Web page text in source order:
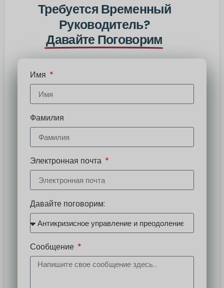
Требуется Временный
Руководитель?
Давайте Поговорим
Имя
Фамилия
Электронная почта
Давайте поговорим:
Сообщение